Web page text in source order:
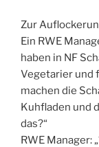
Zur
Ein RWE
haben in NF
Vegetarier und
machen die
Kuhfladen und
das?“
RWE Manager: